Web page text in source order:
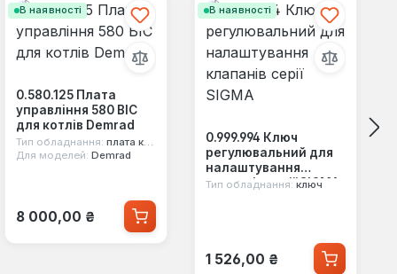
В наявності
0.580.125 Плата
управління 580 BIC
для котлів Demrad
Тип обладнання: плата керування
Для моделей: Demrad
Звичайна ціна:
8 000,00 ₴
В наявності
0.999.994 Ключ
регулювальний для
налаштування
клапанів серії SIGMA
Тип обладнання: ключ
Звичайна ціна:
1 526,00 ₴